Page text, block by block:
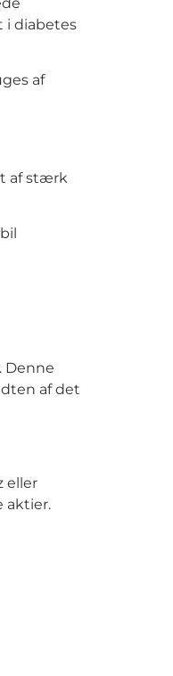
i diabetes
af
af stærk
Denne
af det
eller
aktier.